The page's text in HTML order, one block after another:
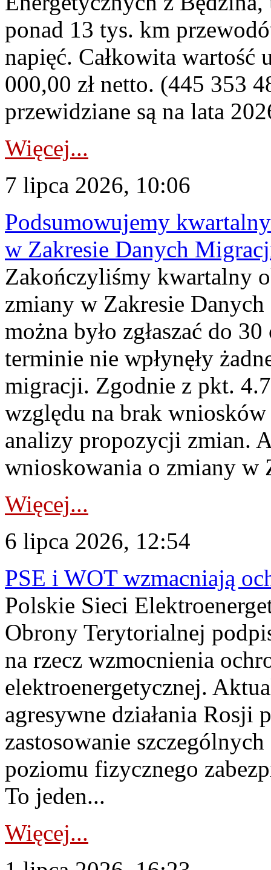
ponad 13 tys. km
napięć. Całkowita
000,00 zł netto. (445 353
przewidziane są na lata
Więcej...
7 lipca 2026, 10:06
Podsumowujemy
w Zakresie Danych
Zakończyliśmy kwartalny
zmiany w Zakresie
można było zgłaszać do
terminie nie wpłynęły
migracji. Zgodnie z pkt.
względu na brak
analizy propozycji zmian.
wnioskowania o zmiany w
Więcej...
6 lipca 2026, 12:54
PSE i WOT wzmacniają
Polskie Sieci
Obrony Terytorialnej
na rzecz wzmocnienia
elektroenergetycznej.
agresywne działania Rosji
zastosowanie
poziomu fizycznego
To jeden...
Więcej...